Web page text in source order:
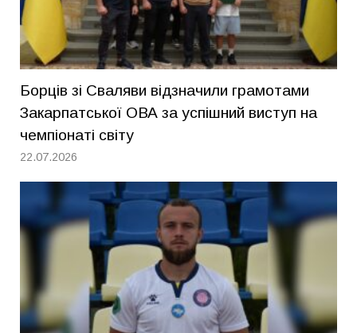
Борців зі Сваляви відзначили грамотами
Закарпатської ОВА за успішний виступ на
чемпіонаті світу
22.07.2026